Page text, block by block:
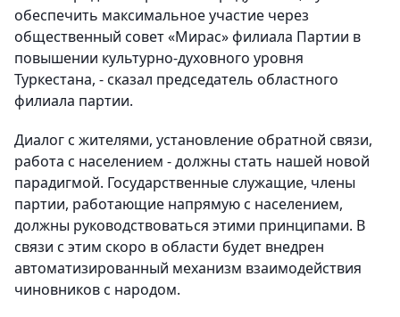
обеспечить максимальное участие через
общественный совет «Мирас» филиала Партии в
повышении культурно-духовного уровня
Туркестана, - сказал председатель областного
филиала партии.
Диалог с жителями, установление обратной связи,
работа с населением - должны стать нашей новой
парадигмой. Государственные служащие, члены
партии, работающие напрямую с населением,
должны руководствоваться этими принципами. В
связи с этим скоро в области будет внедрен
автоматизированный механизм взаимодействия
чиновников с народом.